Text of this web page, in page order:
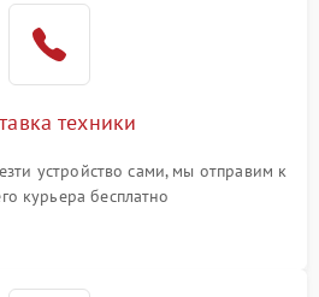
техники
устройство сами, мы отправим к
курьера бесплатно